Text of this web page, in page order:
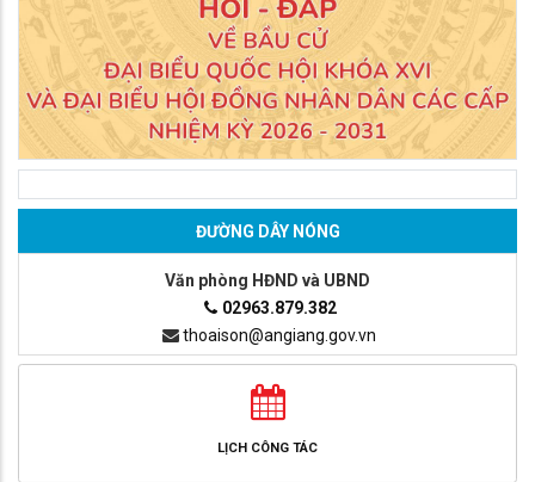
ĐƯỜNG DÂY NÓNG
Văn phòng HĐND và UBND
02963.879.382
thoaison@angiang.gov.vn
LỊCH CÔNG TÁC